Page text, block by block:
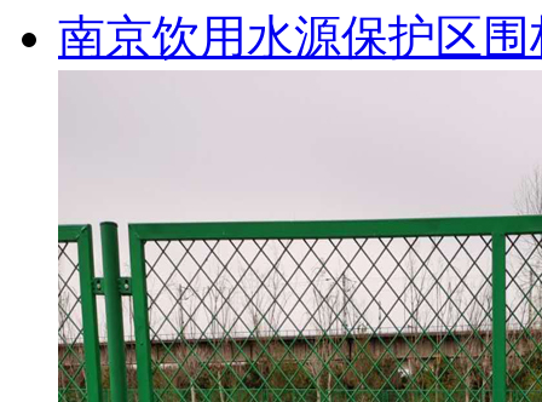
南京饮用水源保护区